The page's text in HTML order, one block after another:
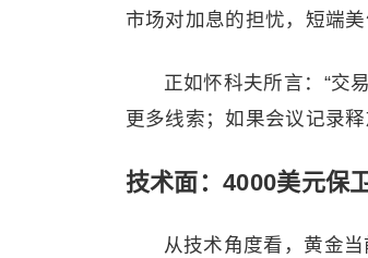
市场对加息的担忧，短端
正如怀科夫所言：“交
更多线索；如果会议记录
技术面：4000美元保
从技术角度看，黄金